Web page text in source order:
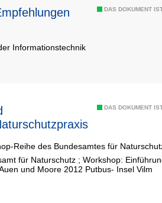
DAS DOKUMENT
Informationstechnik
DAS DOKUMENT
Reihe des Bundesamtes für
für Naturschutz ; Workshop:
und Moore 2012 Putbus- Insel Vilm